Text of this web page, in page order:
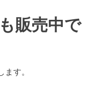
販売中で
ます。